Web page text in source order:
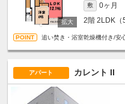
敷 0ヶ月
2階 2LDK（
追い焚き・浴室乾燥機付き/安
アパート カレント II